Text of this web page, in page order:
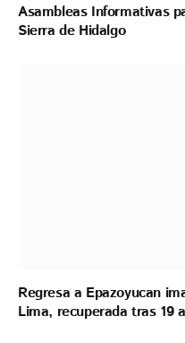
Asambleas Informativas
Sierra de Hidalgo
Regresa a Epazoyucan
Lima, recuperada tras 19